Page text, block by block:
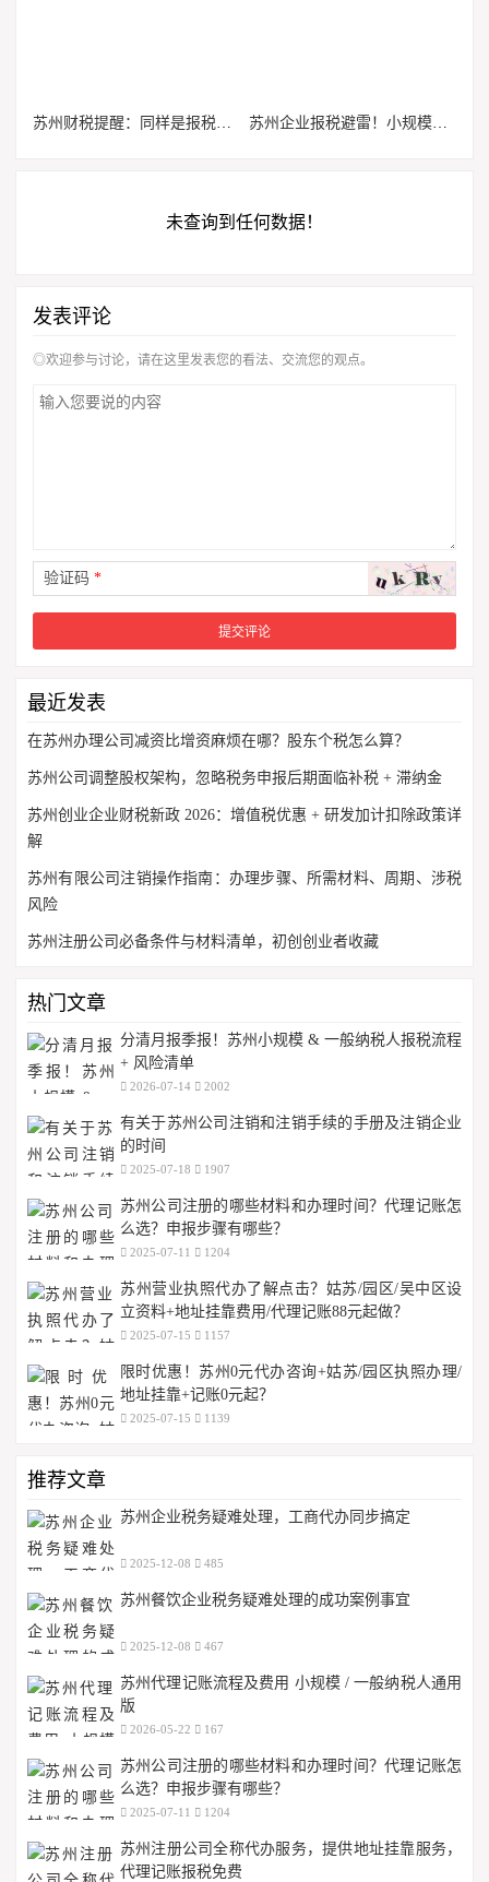
苏州企业报税避雷！小规模和一般纳税人申报差别巨大，搞错容易罚款
未查询到任何数据！
发表评论
◎欢迎参与讨论，请在这里发表您的看法、交流您的观点。
验证码 *
最近发表
在苏州办理公司减资比增资麻烦在哪？股东个税怎么算？
苏州公司调整股权架构，忽略税务申报后期面临补税 + 滞纳金
苏州创业企业财税新政 2026：增值税优惠 + 研发加计扣除政策详
解
苏州有限公司注销操作指南：办理步骤、所需材料、周期、涉税
风险
苏州注册公司必备条件与材料清单，初创创业者收藏
热门文章
分清月报季报！苏州小规模 & 一般纳税人报税流程
+ 风险清单
2026-07-14 2002
有关于苏州公司注销和注销手续的手册及注销企业
的时间
2025-07-18 1907
苏州公司注册的哪些材料和办理时间？代理记账怎
么选？申报步骤有哪些？
2025-07-11 1204
苏州营业执照代办了解点击？姑苏/园区/吴中区设
立资料+地址挂靠费用/代理记账88元起做？
2025-07-15 1157
限时优惠！苏州0元代办咨询+姑苏/园区执照办理/
地址挂靠+记账0元起？
2025-07-15 1139
推荐文章
苏州企业税务疑难处理，工商代办同步搞定
2025-12-08 485
苏州餐饮企业税务疑难处理的成功案例事宜
2025-12-08 467
苏州代理记账流程及费用 小规模 / 一般纳税人通用
版
2026-05-22 167
苏州公司注册的哪些材料和办理时间？代理记账怎
么选？申报步骤有哪些？
2025-07-11 1204
苏州注册公司全称代办服务，提供地址挂靠服务，
代理记账报税免费